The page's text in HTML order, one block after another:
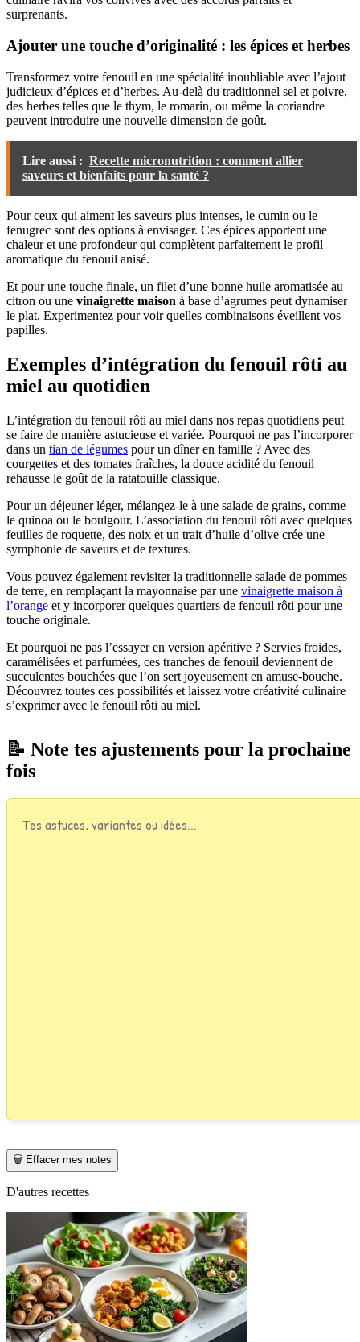
surprenants.
Ajouter une touche d’originalité : les épices et herbes
Transformez votre fenouil en une spécialité inoubliable avec l’ajout
judicieux d’épices et d’herbes. Au-delà du traditionnel sel et poivre,
des herbes telles que le thym, le romarin, ou même la coriandre
peuvent introduire une nouvelle dimension de goût.
Lire aussi : Recette micronutrition : comment allier
saveurs et bienfaits pour la santé ?
Pour ceux qui aiment les saveurs plus intenses, le cumin ou le
fenugrec sont des options à envisager. Ces épices apportent une
chaleur et une profondeur qui complètent parfaitement le profil
aromatique du fenouil anisé.
Et pour une touche finale, un filet d’une bonne huile aromatisée au
citron ou une vinaigrette maison à base d’agrumes peut dynamiser
le plat. Experimentez pour voir quelles combinaisons éveillent vos
papilles.
Exemples d’intégration du fenouil rôti au
miel au quotidien
L’intégration du fenouil rôti au miel dans nos repas quotidiens peut
se faire de manière astucieuse et variée. Pourquoi ne pas l’incorporer
dans un tian de légumes pour un dîner en famille ? Avec des
courgettes et des tomates fraîches, la douce acidité du fenouil
rehausse le goût de la ratatouille classique.
Pour un déjeuner léger, mélangez-le à une salade de grains, comme
le quinoa ou le boulgour. L’association du fenouil rôti avec quelques
feuilles de roquette, des noix et un trait d’huile d’olive crée une
symphonie de saveurs et de textures.
Vous pouvez également revisiter la traditionnelle salade de pommes
de terre, en remplaçant la mayonnaise par une vinaigrette maison à
l’orange et y incorporer quelques quartiers de fenouil rôti pour une
touche originale.
Et pourquoi ne pas l’essayer en version apéritive ? Servies froides,
caramélisées et parfumées, ces tranches de fenouil deviennent de
succulentes bouchées que l’on sert joyeusement en amuse-bouche.
Découvrez toutes ces possibilités et laissez votre créativité culinaire
s’exprimer avec le fenouil rôti au miel.
📝 Note tes ajustements pour la prochaine
fois
🗑️ Effacer mes notes
D'autres recettes